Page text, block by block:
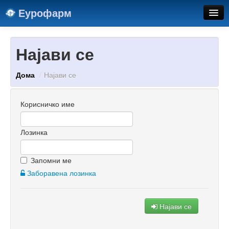
Еурофарм
Контакт
Најави се
Дома / Најави се
Корисничко име
Лозинка
Запомни ме
Заборавена лозинка
Најави се